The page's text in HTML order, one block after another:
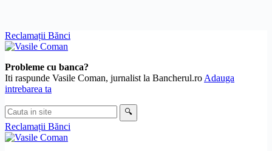
Skip
to
Reclamații Bănci
Probleme cu banca?
Iti raspunde Vasile Coman, jurnalist la Bancherul.ro Adauga
intrebarea ta
Cauta
in
site
🔍
Reclamații Bănci